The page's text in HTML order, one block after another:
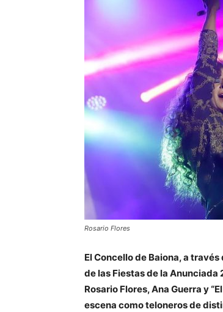
Rosario Flores
El Concello de Baiona, a
de las Fiestas de la
Rosario Flores, Ana Guerra y
escena como teloneros de